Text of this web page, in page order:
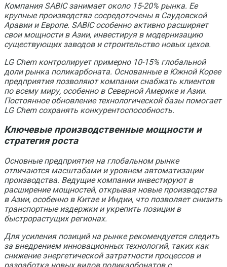
Компания SABIC занимает около 15-20% рынка. Ее
крупные производства сосредоточены в Саудовской
Аравии и Европе. SABIC особенно активно расширяет
свои мощности в Азии, инвестируя в модернизацию
существующих заводов и строительство новых цехов.
LG Chem контролирует примерно 10-15% глобальной
доли рынка поликарбоната. Основанные в Южной Корее
предприятия позволяют компании снабжать клиентов
по всему миру, особенно в Северной Америке и Азии.
Постоянное обновление технологической базы помогает
LG Chem сохранять конкурентоспособность.
Ключевые производственные мощности и
стратегия роста
Основные предприятия на глобальном рынке
отличаются масштабами и уровнем автоматизации
производства. Ведущие компании инвестируют в
расширение мощностей, открывая новые производства
в Азии, особенно в Китае и Индии, что позволяет снизить
транспортные издержки и укрепить позиции в
быстрорастущих регионах.
Для усиления позиций на рынке рекомендуется следить
за внедрением инновационных технологий, таких как
снижение энергетической затратности процессов и